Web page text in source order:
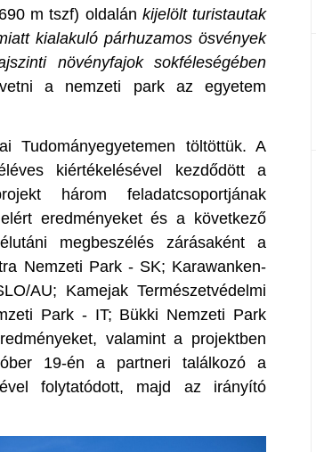
m tszf) oldalán kijelölt turistautak
kialakuló párhuzamos ösvények
növényfajok sokféleségében
a nemzeti park az egyetem
töltöttük. A
kiértékelésével kezdődött a
három feladatcsoportjának
eredményeket és a következő
megbeszélés zárásaként a
Nemzeti Park - SK; Karawanken-
AU; Kamejak Természetvédelmi
Park - IT; Bükki Nemzeti Park
valamint a projektben
19-én a partneri találkozó a
folytatódott, majd az irányító